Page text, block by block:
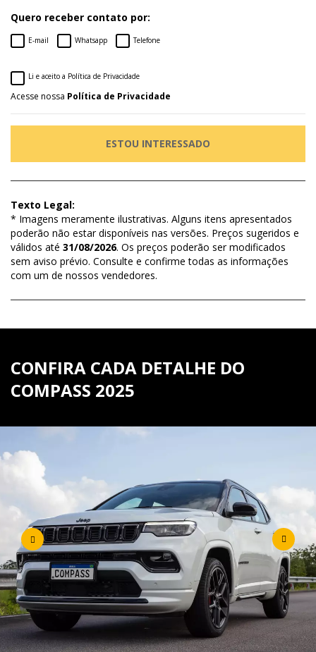
Quero receber contato por:
E-mail Whatsapp Telefone
Li e aceito a Política de Privacidade
Acesse nossa Política de Privacidade
ESTOU INTERESSADO
Texto Legal:
* Imagens meramente ilustrativas. Alguns itens apresentados
poderão não estar disponíveis nas versões. Preços sugeridos e
válidos até 31/08/2026. Os preços poderão ser modificados
sem aviso prévio. Consulte e confirme todas as informações
com um de nossos vendedores.
CONFIRA CADA DETALHE DO
COMPASS 2025